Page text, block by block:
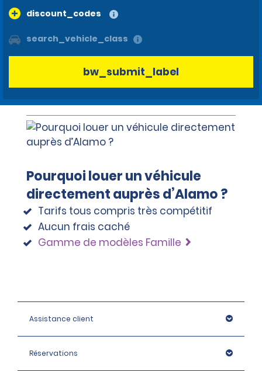
discount_codes
search_vehicle_class
bw_submit_label
Pourquoi louer un véhicule
directement auprès d’Alamo ?
Tarifs tous compris très compétitif
Aucun frais caché
Gamme de modèles Famille
Assistance client
Réservations